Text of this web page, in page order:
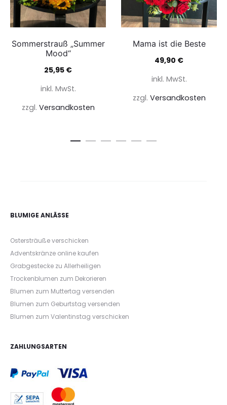
Sommerstrauß „Summer
Mood“
25,95 €
inkl. MwSt.
zzgl. Versandkosten
Mama ist die Beste
49,90 €
inkl. MwSt.
zzgl. Versandkosten
BLUMIGE ANLÄSSE
Ostersträuße verschicken
Adventskränze online kaufen
Grabgestecke zu Allerheiligen
Trockenblumen zum Dekorieren
Blumen zum Muttertag versenden
Blumen zum Geburtstag versenden
Blumen zum Valentinstag verschicken
ZAHLUNGSARTEN